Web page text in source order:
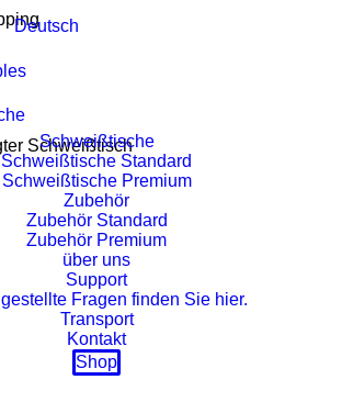
Deutsch
Schweißtische
Schweißtische Standard
Schweißtische Premium
Zubehör
Zubehör Standard
Zubehör Premium
über uns
Support
Fragen finden Sie hier.
Transport
Kontakt
Shop
Schweißtisch